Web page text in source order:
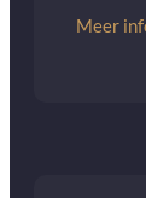
Meer